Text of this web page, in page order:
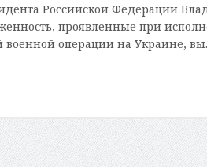
Российской Федерации
проявленные при
военной операции на Украине,